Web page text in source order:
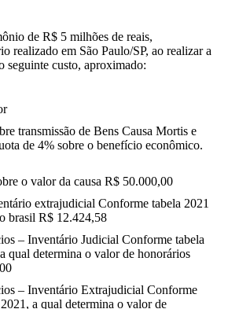
de R$ 5 milhões de reais,
realizado em São Paulo/SP, ao realizar a
seguinte custo, aproximado:
transmissão de Bens Causa Mortis e
de 4% sobre o benefício econômico.
o valor da causa R$ 50.000,00
extrajudicial Conforme tabela 2021
brasil R$ 12.424,58
– Inventário Judicial Conforme tabela
qual determina o valor de honorários
– Inventário Extrajudicial Conforme
a qual determina o valor de